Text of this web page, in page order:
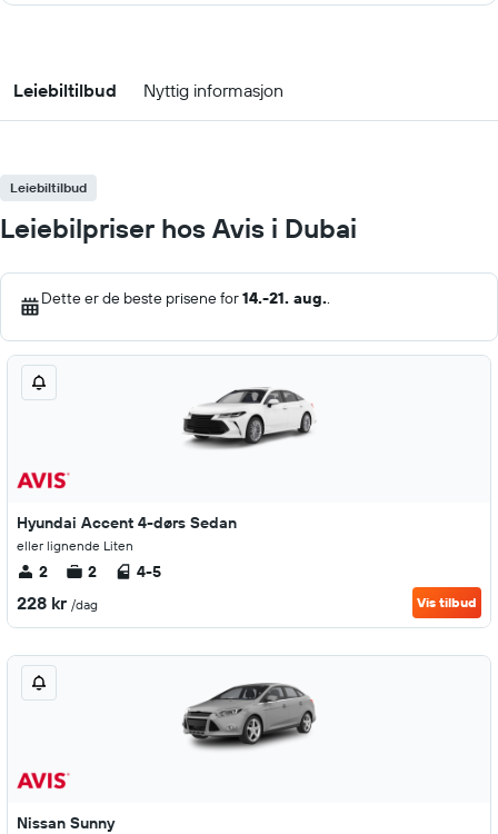
Leiebiltilbud Nyttig informasjon
Leiebiltilbud
Leiebilpriser hos Avis i Dubai
Dette er de beste prisene for14.-21. aug..
Hyundai Accent 4-dørs Sedan
eller lignende Liten
2 2 4-5
228 kr /dag Vis tilbud
Nissan Sunny